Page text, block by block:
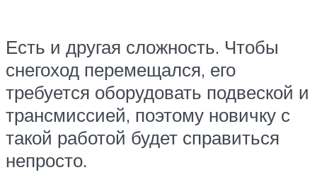
Есть и другая сложность. Чтобы
снегоход перемещался, его
требуется оборудовать подвеской и
трансмиссией, поэтому новичку с
такой работой будет справиться
непросто.